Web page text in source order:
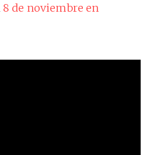
8 de noviembre en